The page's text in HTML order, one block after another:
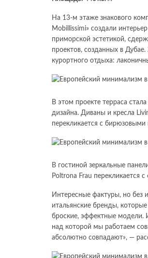
На 13-м этаже знакового
Mobillissimi» создали
приморской эстетикой,
проектов, созданных в
курортного отдыха:
В этом проекте терраса
дизайна. Диваны и кресла
перекликается с
В гостиной зеркальные
Poltrona Frau перекликается
Интересные фактуры, но без
итальянские бренды,
броские, эффектные модели.
над которой мы работаем
абсолютно совпадают», —